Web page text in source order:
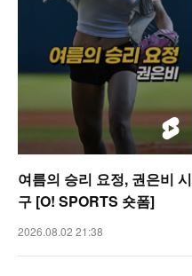
여름의 승리 요정, 권은비 시
구 [O! SPORTS 숏폼]
2026.08.02 21:38